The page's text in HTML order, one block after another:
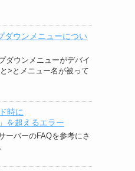
ダウンメニューについ
ダウンメニューがデバイ
>とメニュー名が被って
時に
を超えるエラー
ーバーのFAQを参考にさ